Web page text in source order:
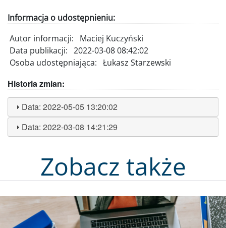
Informacja o udostępnieniu:
Autor informacji:
Maciej Kuczyński
Data publikacji: 2022-03-08 08:42:02
Osoba udostępniająca: Łukasz Starzewski
Historia zmian:
Data:2022-05-05 13:20:02
Data:2022-03-08 14:21:29
Zobacz także
Obraz